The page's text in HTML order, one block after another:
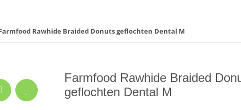
Rawhide Braided Donuts geflochten Dental M
Farmfood Rawhide Braided
geflochten Dental M